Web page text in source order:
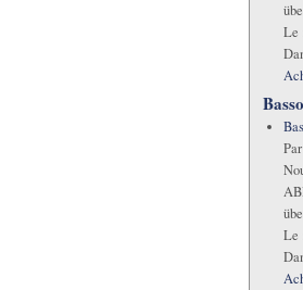
Le
Par
Le